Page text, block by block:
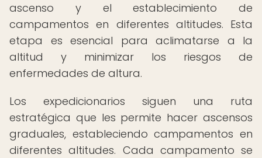
ascenso y el establecimiento de
campamentos en diferentes altitudes. Esta
etapa es esencial para aclimatarse a la
altitud y minimizar los riesgos de
enfermedades de altura.
Los expedicionarios siguen una ruta
estratégica que les permite hacer ascensos
graduales, estableciendo campamentos en
diferentes altitudes. Cada campamento se